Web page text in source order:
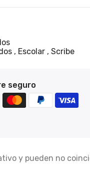
Escolar Scribe
seguro
y pueden no